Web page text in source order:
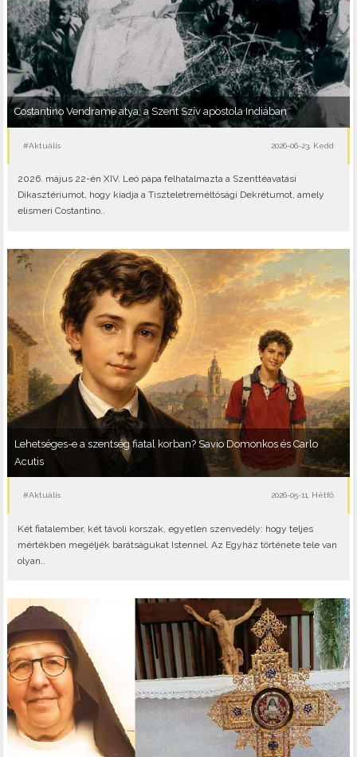
Costantino Vendrame atya, a Szent Szív apostola Indiában
#Aktuális 2026-06-23, Kedd
2026. május 22-én XIV. Leó pápa felhatalmazta a Szenttéavatási
Dikasztériumot, hogy kiadja a Tiszteletreméltósági Dekrétumot, amely
elismeri Costantino..
Lehetséges-e a szentség fiatal korban? Savio Domonkos és Carlo
Acutis
#Aktuális 2026-05-11, Hétfő
Két fiatalember, két távoli korszak, egyetlen szenvedély: hogy teljes
mértékben megéljék barátságukat Istennel. Az Egyház története tele van
olyan..